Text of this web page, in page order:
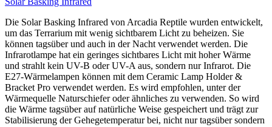
Die Solar Basking Infrared von Arcadia Reptile wurden entwickelt,
um das Terrarium mit wenig sichtbarem Licht zu beheizen. Sie
können tagsüber und auch in der Nacht verwendet werden. Die
Infrarotlampe hat ein geringes sichtbares Licht mit hoher Wärme
und strahlt kein UV-B oder UV-A aus, sondern nur Infrarot. Die
E27-Wärmelampen können mit dem Ceramic Lamp Holder &
Bracket Pro verwendet werden. Es wird empfohlen, unter der
Wärmequelle Naturschiefer oder ähnliches zu verwenden. So wird
die Wärme tagsüber auf natürliche Weise gespeichert und trägt zur
Stabilisierung der Gehegetemperatur bei, nicht nur tagsüber sondern